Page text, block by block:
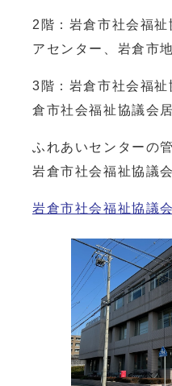
2階：岩倉市社会福
アセンター、岩倉市
3階：岩倉市社会福
倉市社会福祉協議会
ふれあいセンターの
岩倉市社会福祉協議
岩倉市社会福祉協議